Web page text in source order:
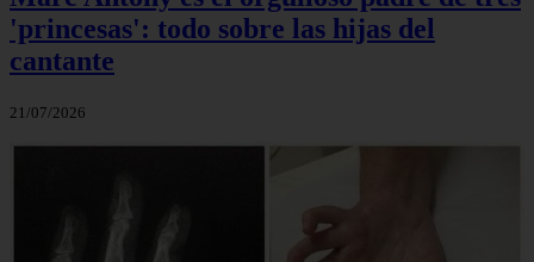
'princesas': todo sobre las hijas del
cantante
21/07/2026